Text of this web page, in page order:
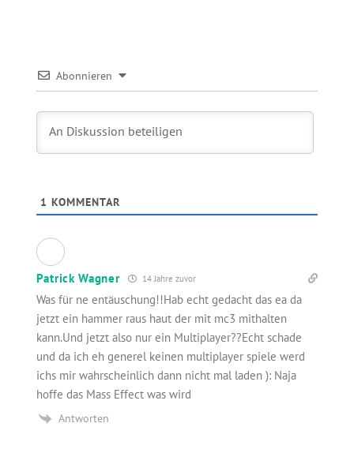
Abonnieren
1 KOMMENTAR
Patrick Wagner 14 Jahre zuvor
Was für ne entäuschung!!Hab echt gedacht das ea da
jetzt ein hammer raus haut der mit mc3 mithalten
kann.Und jetzt also nur ein Multiplayer??Echt schade
und da ich eh generel keinen multiplayer spiele werd
ichs mir wahrscheinlich dann nicht mal laden ): Naja
hoffe das Mass Effect was wird
Antworten